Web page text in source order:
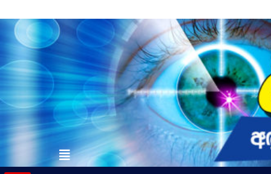
to
contentvinivida.lk